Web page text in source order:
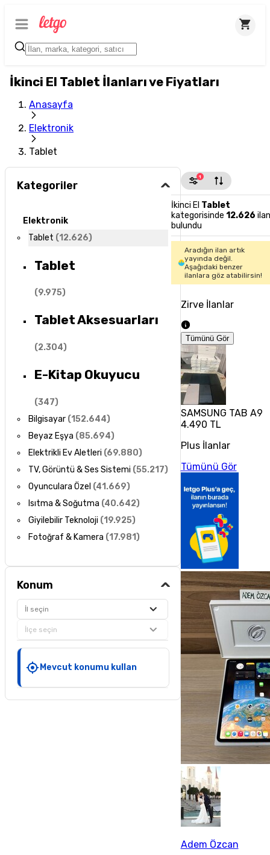
İkinci El Tablet İlanları ve Fiyatları
Anasayfa
Elektronik
Tablet
Kategoriler
Elektronik
Tablet (12.626)
Tablet
(9.975)
Tablet Aksesuarları
(2.304)
E-Kitap Okuyucu
(347)
Bilgisayar (152.644)
Beyaz Eşya (85.694)
Elektrikli Ev Aletleri (69.880)
TV, Görüntü & Ses Sistemi (55.217)
Oyunculara Özel (41.669)
Isıtma & Soğutma (40.642)
Giyilebilir Teknoloji (19.925)
Fotoğraf & Kamera (17.981)
Konum
İl seçin
İlçe seçin
Mevcut konumu kullan
1
İkinci El Tablet
kategorisinde 12.626 ilan
bulundu
Aradığın ilan artık
yayında değil.
Aşağıdaki benzer
ilanlara göz atabilirsin!
Zirve İlanlar
Tümünü Gör
SAMSUNG TAB A9
4.490 TL
Plus İlanlar
Tümünü Gör
Adem Özcan